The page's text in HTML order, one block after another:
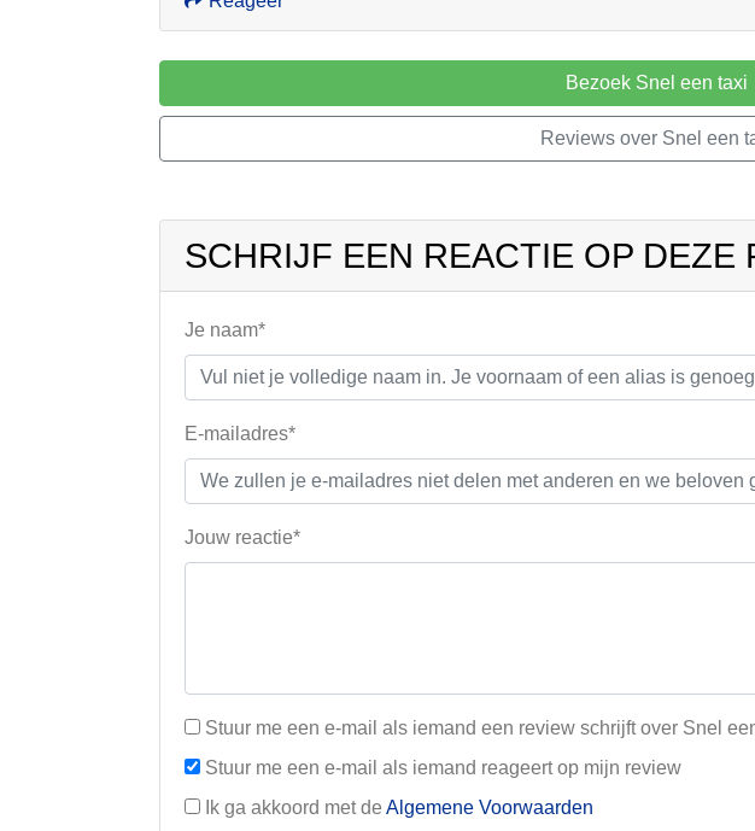
Bezoek Snel een taxi
Reviews over Snel een
SCHRIJF EEN REACTIE OP DEZE
Je naam*
E-mailadres*
Jouw reactie*
Stuur me een e-mail als iemand een review schrijft over Snel
Stuur me een e-mail als iemand reageert op mijn review
Ik ga akkoord met de Algemene Voorwaarden